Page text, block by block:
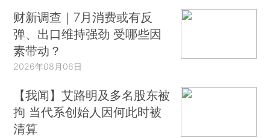
财新调查｜7月消费或有反
弹、出口维持强劲 受哪些因
素带动？
2026年08月06日
【我闻】艾路明及多名股东被
拘 当代系创始人因何此时被
清算